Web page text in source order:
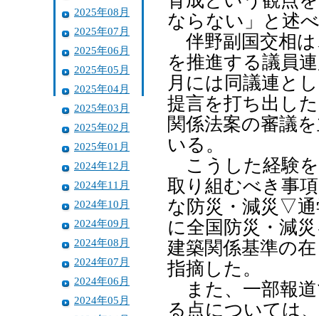
2025年08月
2025年07月
2025年06月
2025年05月
2025年04月
2025年03月
2025年02月
2025年01月
2024年12月
2024年11月
2024年10月
2024年09月
2024年08月
2024年07月
2024年06月
2024年05月
ならない」と述
伴野副国交相は
を推進する議員
月には同議連と
提言を打ち出し
関係法案の審議
いる。
こうした経験を
取り組むべき事
な防災・減災▽
に全国防災・減
建築関係基準の
指摘した。
また、一部報道
る点については